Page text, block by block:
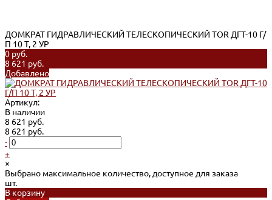
ДОМКРАТ ГИДРАВЛИЧЕСКИЙ ТЕЛЕСКОПИЧЕСКИЙ TOR ДГТ-10 Г/
П 10 Т, 2 УР
0 руб.
8 621 руб.
Добавлено
Артикул:
В наличии
8 621 руб.
8 621 руб.
-
+
×
Выбрано максимальное количество, доступное для заказа
шт.
В корзину